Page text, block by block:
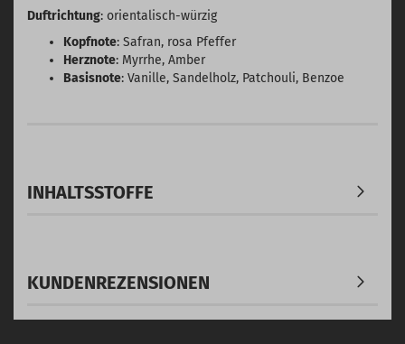
Duftrichtung: orientalisch-würzig
Kopfnote: Safran, rosa Pfeffer
Herznote: Myrrhe, Amber
Basisnote: Vanille, Sandelholz, Patchouli, Benzoe
INHALTSSTOFFE
KUNDENREZENSIONEN